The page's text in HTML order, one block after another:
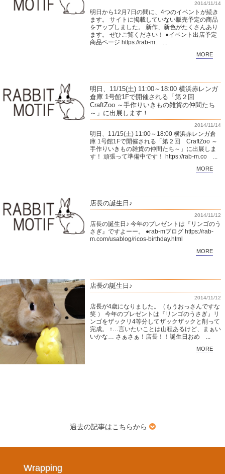
2014/11/14
明日から12月7日の間に、4つのイベントが続き
ます。 サイトに掲載していない販売予定の商品
をアップしました。 新作、新色がたくさんあり
ます。 ぜひご覧ください！ ●イベント出店予定
商品ページ https://rab-m. ...
MORE
明日、11/15(土) 11:00～18:00 横浜赤レンガ
倉庫 1号館1Fで開催される「第２回
CraftZoo ～手作りいきもの雑貨の仲間たち
～」に出展します！
2014/11/14
明日、11/15(土) 11:00～18:00 横浜赤レンガ倉
庫 1号館1Fで開催される「第２回 CraftZoo ～
手作りいきもの雑貨の仲間たち～」に出展しま
す！ 頑張って準備中です！ https://rab-m.co ...
MORE
店長の誕生日♪
2014/11/12
店長の誕生日♪ 今年のプレゼントは『リンゴのう
さぎ』ですよーー。 ●rab-mブログ https://rab-
m.com/usablog/ricos-birthday.html
MORE
店長の誕生日♪
2014/11/12
店長が4歳になりました。（もうおっさんですな
笑 ） 今年のプレゼントは『リンゴのうさぎ』リ
ンゴをザックリ4等分してザックザックと削って
完成。 ↑…言いたいことは山程あるけど、まぁい
いかな… さぁさぁ！店長！！誕生日おめ ...
MORE
過去の記事はこちらから
Wrapping